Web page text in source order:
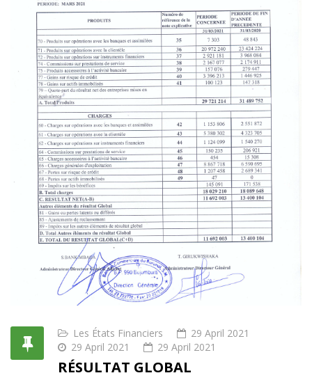
Les États Financiers
29 April 2021
29 April 2021
29 April 2021
RÉSULTAT GLOBAL